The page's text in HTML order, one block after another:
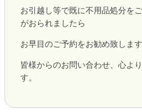
お引越し等で既に不用品処分を
がおられましたら
お早目のご予約をお勧め致します
皆様からのお問い合わせ、心よ
す。